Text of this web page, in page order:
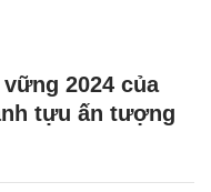
2024 của
tựu ấn tượng